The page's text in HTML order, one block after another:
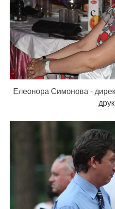
Елеонора Симонова -